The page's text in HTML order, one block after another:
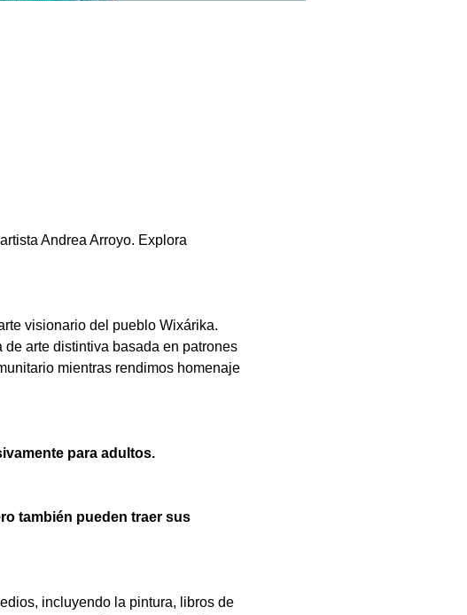
Andrea Arroyo. Explora
visionario del pueblo Wixárika.
arte distintiva basada en patrones
mientras rendimos homenaje
para adultos.
también pueden traer sus
incluyendo la pintura, libros de